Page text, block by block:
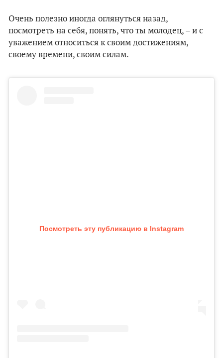
Очень полезно иногда оглянуться назад,
посмотреть на себя, понять, что ты молодец, – и с
уважением относиться к своим достижениям,
своему времени, своим силам.
Посмотреть эту публикацию в Instagram